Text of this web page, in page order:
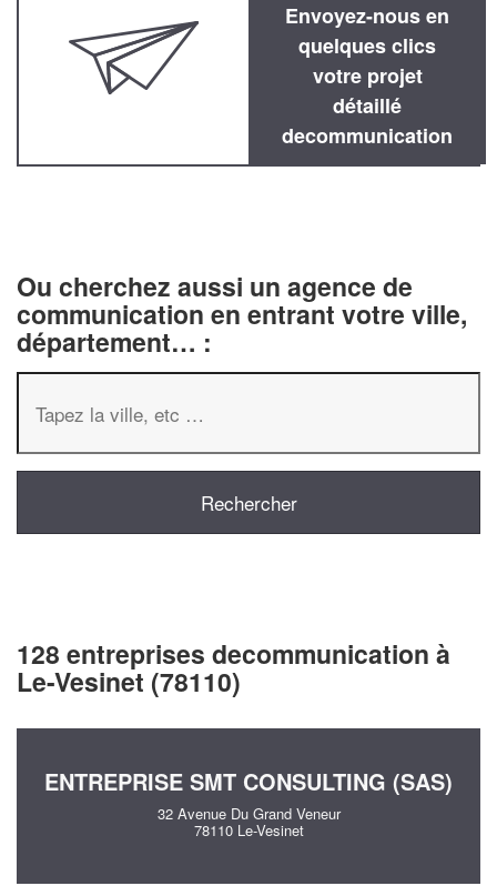
Envoyez-nous en
quelques clics
votre projet
détaillé
decommunication
Ou cherchez aussi un agence de
communication en entrant votre ville,
département… :
128 entreprises decommunication à
Le-Vesinet (78110)
ENTREPRISE SMT CONSULTING (SAS)
32 Avenue Du Grand Veneur
78110 Le-Vesinet